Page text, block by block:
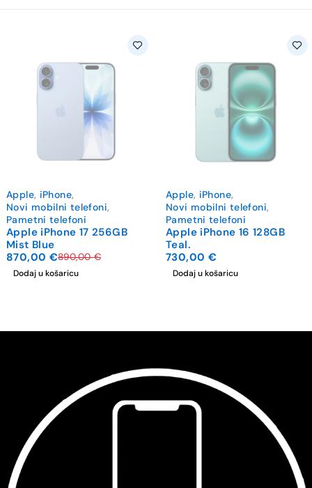
Apple, iPhone,
Novi mobilni telefoni,
Pametni telefoni
Apple iPhone 17 256GB
Mist Blue
890,00€
870,00 €
Dodaj u košaricu
Apple, iPhone,
Novi mobilni telefoni,
Pametni telefoni
Apple iPhone 16 128GB
Teal.
730,00 €
Dodaj u košaricu